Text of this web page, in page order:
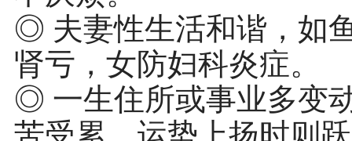
◎ 夫妻性生活和谐，如
肾亏，女防妇科炎症。
◎ 一生住所或事业多变